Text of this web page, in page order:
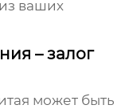
ваших
– залог
может быть